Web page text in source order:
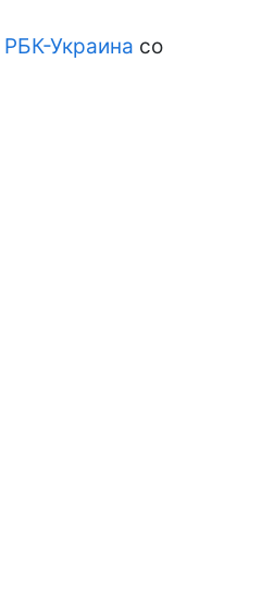
РБК-Украина со